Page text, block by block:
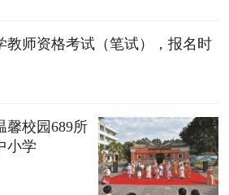
教师资格考试（笔试），报名时
馨校园689所
小学